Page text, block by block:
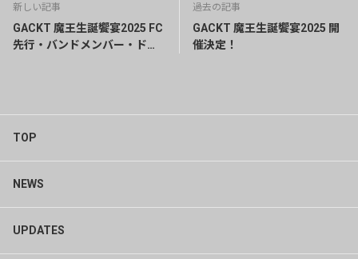
新しい記事
GACKT 魔王生誕饗宴2025 FC
先行・バンドメンバー・ドレ
過去の記事
GACKT 魔王生誕饗宴2025 開
催決定！
TOP
NEWS
UPDATES